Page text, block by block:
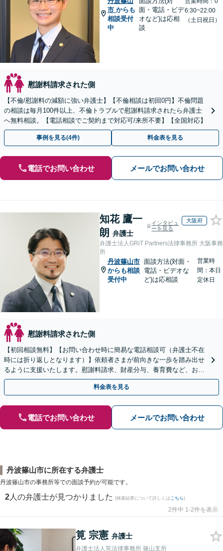
市 からも
相談受付
中
面・電話・ビデ
オなど)は応相
談
6:30~22:00
（土日祝日）
慰謝料請求された側
【不倫/慰謝料の減額に強い弁護士】【不倫相談は初回0円】不倫問題
の相談は毎月100件以上、不倫トラブルで慰謝料請求されたら弁護士
へ無料相談。【電話相談でご契約まで対応可/来所不要】【全国対応】
事例を見る(4件) 料金表を見る
電話でお問い合わせ メールでお問い合わせ
知花 鷹一
朗 弁護士
インタビュ
ーを見る
大阪府
弁護士法人GRiT Partners法律事務所 大阪事務
所
丹波篠山市
からも相談
受付中
面談方法(対面・
電話・ビデオな
ど)は応相談
営業時
間：本日
定休日
慰謝料請求された側
【初回相談無料】【お問い合わせ時に簡易な電話相談可（弁護士不在
時には折り返しとなります）】依頼者さまが前向きな一歩を踏み出せ
るように支援いたします。慰謝料請求、財産分与、養育費など、お困
りの点について、最善の解決策をご提案いたします。
料金表を見る
電話でお問い合わせ メールでお問い合わせ
丹波篠山市に所在する弁護士
丹波篠山市の事務所等での面談予約が可能です。
2 人の弁護士が見つかりました (検索結果について詳しくは こちら)
2件中 1-2件を表示
筧 宗憲 弁護士
弁護士法人筧法律事務所 篠山支所